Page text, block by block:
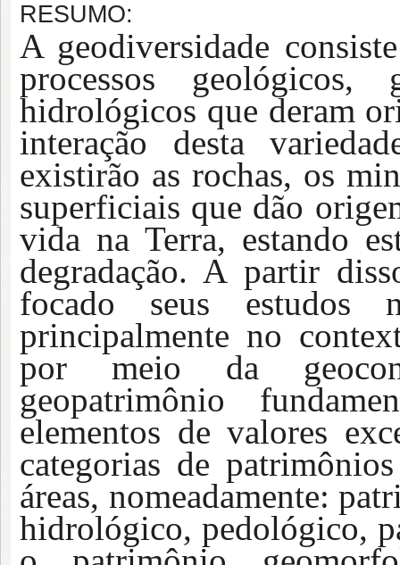
RESUMO:
A geodiversidade
processos geológicos,
hidrológicos que deram
interação desta
existirão as rochas, os
superficiais que dão
vida na Terra, estando
degradação. A partir
focado seus estudos
principalmente no
por meio da
geopatrimônio
elementos de valores
categorias de
áreas, nomeadamente:
hidrológico, pedológico,